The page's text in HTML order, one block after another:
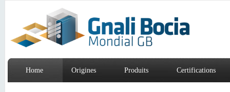
Home Origines Produits Certifications